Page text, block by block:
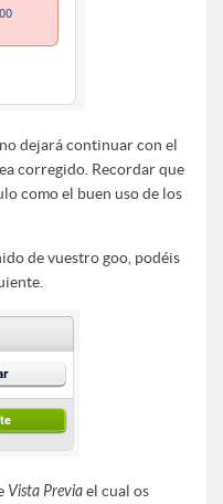
dejará continuar con el
corregido. Recordar que
como el buen uso de los
de vuestro goo, podéis
Vista Previael cual os